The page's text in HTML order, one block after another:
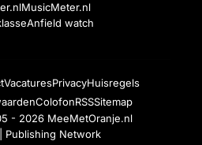
MusicMeter.nl
Anfield watch
VacaturesPrivacyHuisregels
ColofonRSSSitemap
- 2026 MeeMetOranje.nl
Publishing Network